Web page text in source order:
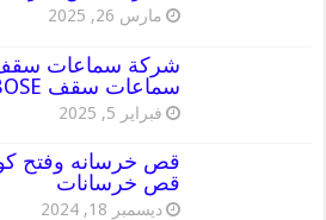
مارس 26, 2025
سماعات سقف BOSE أصلية
فبراير 5, 2025
قص خرسانات
ديسمبر 18, 2024